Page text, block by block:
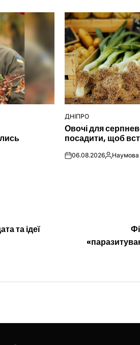
ОПУБЛІКУВАТИ
У
ДНІПРО
Овочі для
посадити, щоб
on06.08.2026 Наумова
та ідеї